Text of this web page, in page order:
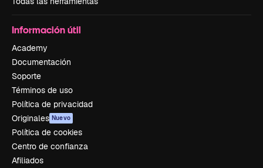
Información útil
Academy
Documentación
Soporte
Términos de uso
Política de privacidad
Originales Nuevo
Política de cookies
Centro de confianza
Afiliados